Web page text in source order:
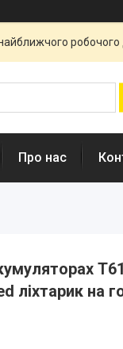
робочого
Про нас
ліхтарик на